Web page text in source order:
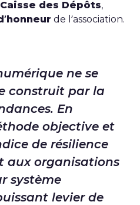
Caisse des Dépôts,
de l’association.
ne se
construit par la
En
objective et
de résilience
aux organisations
système
levier de